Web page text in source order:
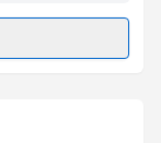
talebi